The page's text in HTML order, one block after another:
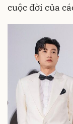
cuộc đời của